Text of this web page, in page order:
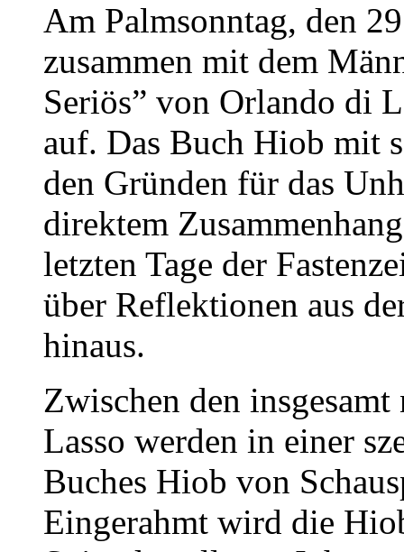
Am Palmsonntag, den
zusammen mit dem
Seriös” von Orlando di
auf. Das Buch Hiob mit
den Gründen für das
direktem
letzten Tage der
über Reflektionen aus
hinaus.
Zwischen den
Lasso werden in einer
Buches Hiob von
Eingerahmt wird die